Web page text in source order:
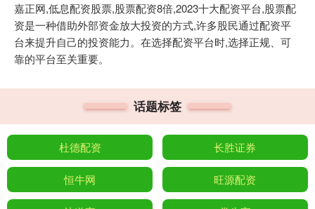
嘉正网,低息配资股票,股票配资8倍,2023十大配资平台,股票配
资是一种借助外部资金放大投资的方式,许多股民通过配资平
台来提升自己的投资能力。在选择配资平台时,选择正规、可
靠的平台至关重要。
话题标签
杜德配资 长胜证券
恒牛网 旺源配资